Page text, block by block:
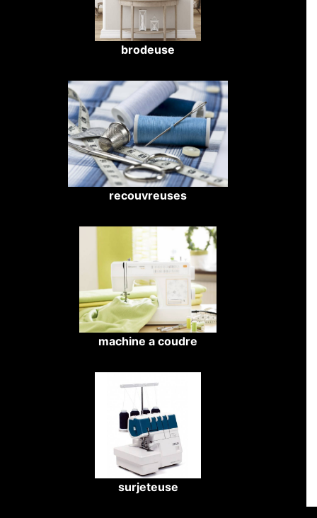
brodeuse
recouvreuses
machine a coudre
surjeteuse